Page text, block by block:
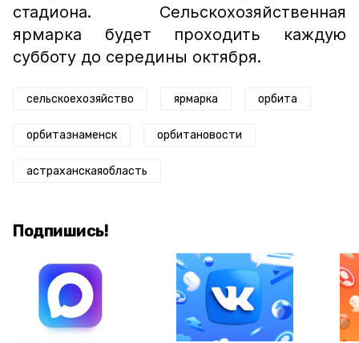
стадиона. Сельскохозяйственная
ярмарка будет проходить каждую
субботу до середины октября.
сельскоехозяйство ярмарка орбита
орбитазнаменск орбитановости
астраханскаяобласть
Подпишись!